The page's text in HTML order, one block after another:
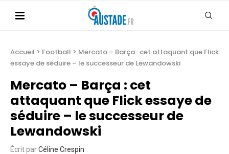
Accueil > Football > Mercato – Barça : cet attaquant que Flick
essaye de séduire – le successeur de Lewandowski
Mercato – Barça : cet
attaquant que Flick essaye de
séduire – le successeur de
Lewandowski
Écrit parCéline Crespin